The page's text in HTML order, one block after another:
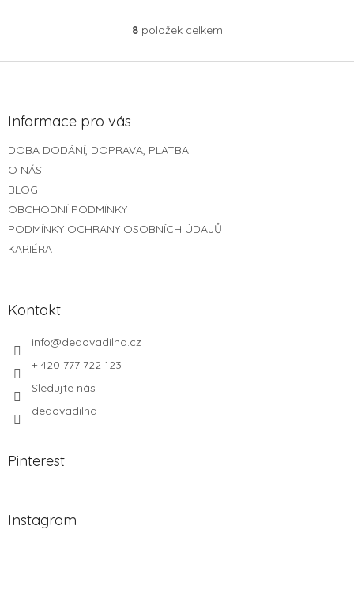
milý dárek pro všechny...
tak doplnit dřevěné album...
O
l
p
v
8položek celkem
Z
Informace pro vás
DOBA DODÁNÍ, DOPRAVA, PLATBA
O NÁS
BLOG
OBCHODNÍ PODMÍNKY
PODMÍNKY OCHRANY OSOBNÍCH ÚDAJŮ
KARIÉRA
Kontakt
info@dedovadilna.cz
+ 420 777 722 123
Sledujte nás
dedovadilna
Pinterest
Instagram